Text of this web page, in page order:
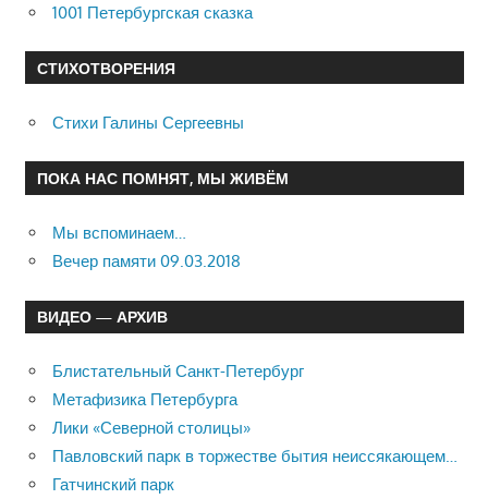
1001 Петербургская сказка
СТИХОТВОРЕНИЯ
Стихи Галины Сергеевны
ПОКА НАС ПОМНЯТ, МЫ ЖИВЁМ
Мы вспоминаем…
Вечер памяти 09.03.2018
ВИДЕО — АРХИВ
Блистательный Санкт-Петербург
Метафизика Петербурга
Лики «Северной столицы»
Павловский парк в торжестве бытия неиссякающем…
Гатчинский парк